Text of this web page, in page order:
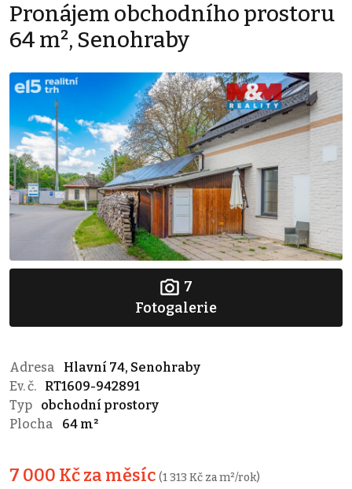
Pronájem obchodního prostoru
64 m², Senohraby
7
Fotogalerie
Adresa
Hlavní 74, Senohraby
Ev. č.
RT1609-942891
Typ
obchodní prostory
Plocha
64 m²
7 000 Kč za měsíc (1 313 Kč za m²/rok)